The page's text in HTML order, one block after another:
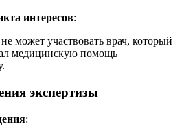
интересов:
может участвовать врач, который
медицинскую помощь
экспертизы
: